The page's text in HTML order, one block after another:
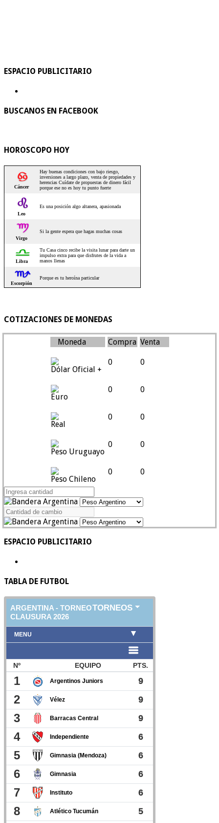
ESPACIO PUBLICITARIO
BUSCANOS EN FACEBOOK
HOROSCOPO HOY
COTIZACIONES DE MONEDAS
Moneda Compra Venta
Dólar Oficial +
0 0
Euro
0 0
Real
0 0
Peso Uruguayo
0 0
Peso Chileno
0 0
ESPACIO PUBLICITARIO
TABLA DE FUTBOL